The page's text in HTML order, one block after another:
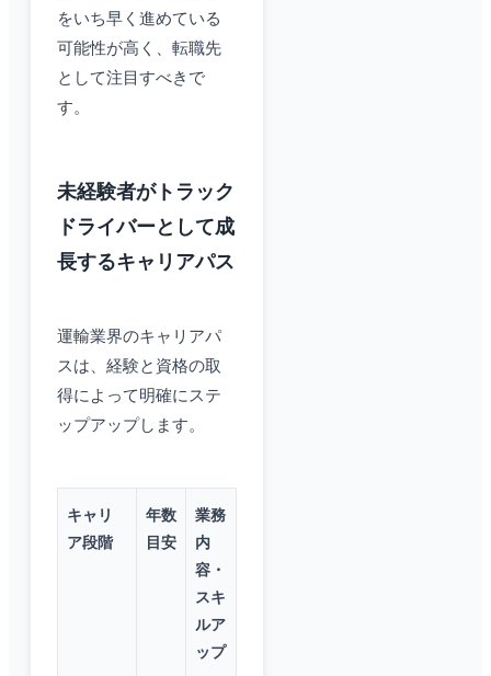
をいち早く進めている
可能性が高く、転職先
として注目すべきで
す。
未経験者がトラック
ドライバーとして成
長するキャリアパス
運輸業界のキャリアパ
スは、経験と資格の取
得によって明確にステ
ップアップします。
キャリ
ア段階
年数
目安
業務
内
容・
スキ
ルア
ップ